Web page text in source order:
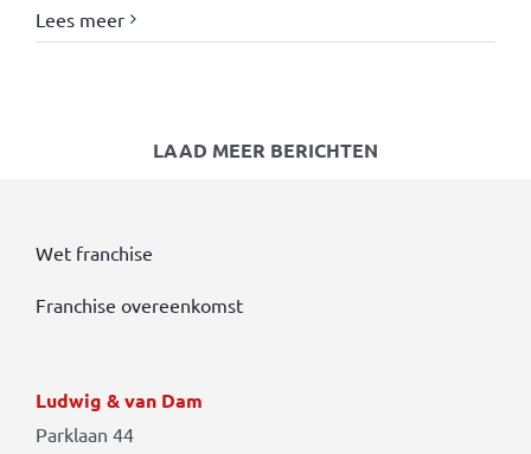
Lees meer
LAAD MEER BERICHTEN
Wet franchise
Franchise overeenkomst
Ludwig & van Dam
Parklaan 44